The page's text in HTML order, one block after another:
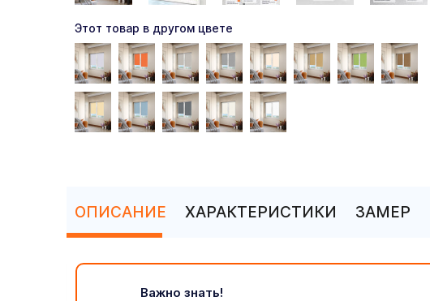
Этот товар в другом цвете
ОПИСАНИЕ ХАРАКТЕРИСТИКИ ЗАМЕР
Важно знать!